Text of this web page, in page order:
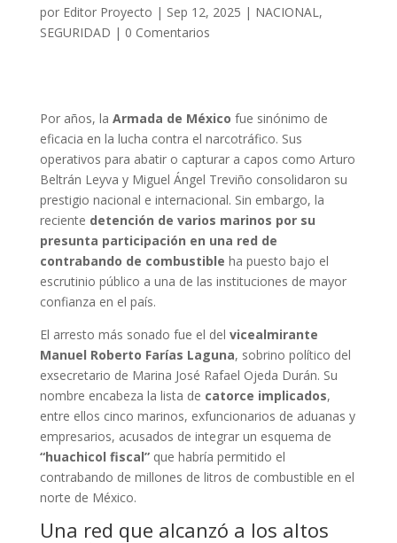
por Editor Proyecto | Sep 12, 2025 | NACIONAL,
SEGURIDAD | 0 Comentarios
Por años, la Armada de México fue sinónimo de
eficacia en la lucha contra el narcotráfico. Sus
operativos para abatir o capturar a capos como Arturo
Beltrán Leyva y Miguel Ángel Treviño consolidaron su
prestigio nacional e internacional. Sin embargo, la
reciente detención de varios marinos por su
presunta participación en una red de
contrabando de combustible ha puesto bajo el
escrutinio público a una de las instituciones de mayor
confianza en el país.
El arresto más sonado fue el del vicealmirante
Manuel Roberto Farías Laguna, sobrino político del
exsecretario de Marina José Rafael Ojeda Durán. Su
nombre encabeza la lista de catorce implicados,
entre ellos cinco marinos, exfuncionarios de aduanas y
empresarios, acusados de integrar un esquema de
“huachicol fiscal”que habría permitido el
contrabando de millones de litros de combustible en el
norte de México.
Una red que alcanzó a los altos